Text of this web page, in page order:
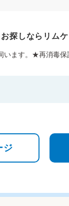
探しならリム
います。★再消
ジ